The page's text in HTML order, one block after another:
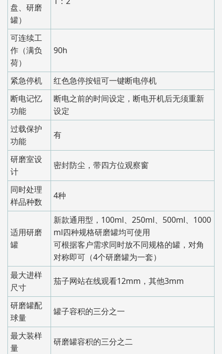
盘、研磨
罐）
可连续工
作（满负
荷）
90h
紧急停机
红色急停按钮可一键断电停机
断电记忆
功能
断电之前的时间设定，断电开机后无须重新
设定
过载保护
功能
有
研磨室设
计
密封防尘，带四方位观察窗
同时处理
样品种数
4种
适用研磨
罐
新款通用型，100ml、250ml、500ml、1000
ml四种规格研磨罐均可使用
可根据客户需求同时放不同规格的罐，对角
对称即可（4个研磨罐为一套）
最大进样
尺寸
茄子网站在线观看12mm，其他3mm
研磨罐配
球量
罐子容积的三分之一
最大装样
量
研磨罐容积的三分之二